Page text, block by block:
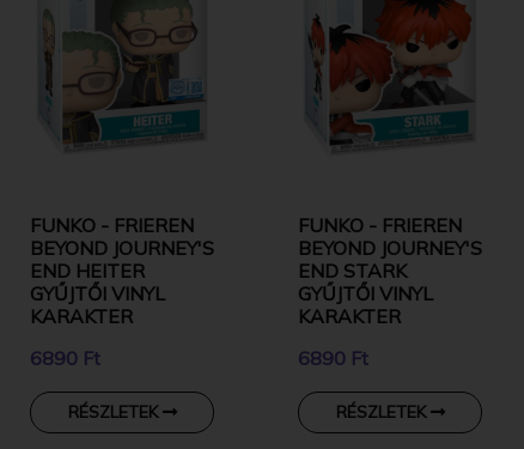
FUNKO - FRIEREN
BEYOND JOURNEY'S
END HEITER
GYŰJTŐI VINYL
KARAKTER
6890 Ft
RÉSZLETEK
FUNKO - FRIEREN
BEYOND JOURNEY'S
END STARK
GYŰJTŐI VINYL
KARAKTER
6890 Ft
RÉSZLETEK